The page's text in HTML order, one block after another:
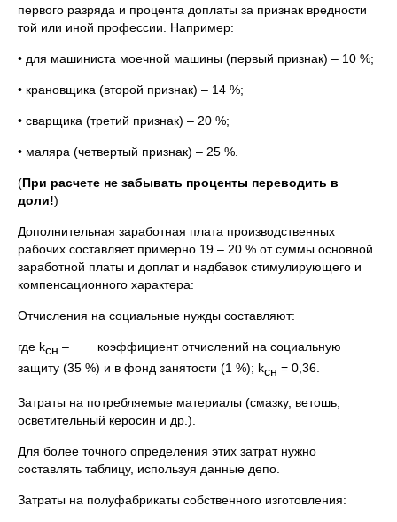
первого разряда и процента доплаты за признак вредности
той или иной профессии. Например:
• для машиниста моечной машины (первый признак) – 10 %;
• крановщика (второй признак) – 14 %;
• сварщика (третий признак) – 20 %;
• маляра (четвертый признак) – 25 %.
(При расчете не забывать проценты переводить в
доли!)
Дополнительная заработная плата производственных
рабочих составляет примерно 19 – 20 % от суммы основной
заработной платы и доплат и надбавок стимулирующего и
компенсационного характера:
Отчисления на социальные нужды составляют:
где kсн – коэффициент отчислений на социальную
защиту (35 %) и в фонд занятости (1 %); kсн = 0,36.
Затраты на потребляемые материалы (смазку, ветошь,
осветительный керосин и др.).
Для более точного определения этих затрат нужно
составлять таблицу, используя данные депо.
Затраты на полуфабрикаты собственного изготовления: